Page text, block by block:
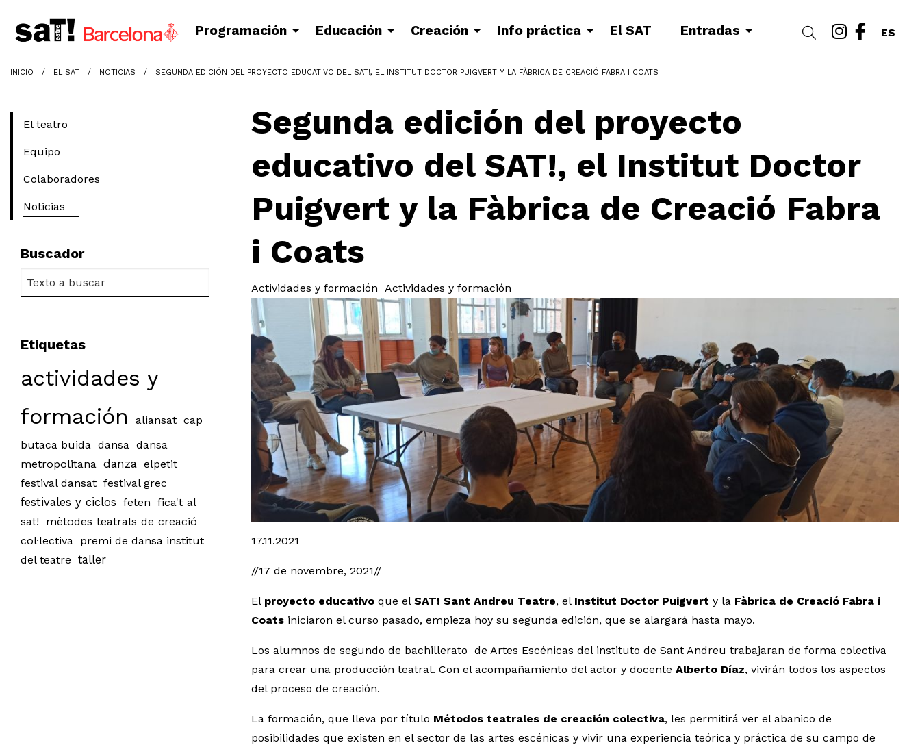
ES
Link a
Link
Buscar
Programación Educación Creación Info práctica El SAT Entradas
INICIO EL SAT NOTICIAS SEGUNDA EDICIÓN DEL PROYECTO EDUCATIVO DEL SAT!, EL INSTITUT DOCTOR PUIGVERT Y LA FÀBRICA DE CREACIÓ FABRA I COATS
Segunda edición del proyecto
educativo del SAT!, el Institut Doctor
Puigvert y la Fàbrica de Creació Fabra
i Coats
Actividades y formación Actividades y formación
17.11.2021
//17 de novembre, 2021//
El proyecto educativo que el SAT! Sant Andreu Teatre, el Institut Doctor Puigvert y la Fàbrica de Creació Fabra i
Coats iniciaron el curso pasado, empieza hoy su segunda edición, que se alargará hasta mayo.
Los alumnos de segundo de bachillerato de Artes Escénicas del instituto de Sant Andreu trabajaran de forma colectiva
para crear una producción teatral. Con el acompañamiento del actor y docente Alberto Díaz, vivirán todos los aspectos
del proceso de creación.
La formación, que lleva por título Métodos teatrales de creación colectiva, les permitirá ver el abanico de
posibilidades que existen en el sector de las artes escénicas y vivir una experiencia teórica y práctica de su campo de
El teatro
Equipo
Colaboradores
Noticias
Buscador
Etiquetas
actividades y
formación
aliansat cap
butaca buida dansa dansa
metropolitana danza elpetit
festival dansat festival grec
festivales y ciclos feten fica't al
sat!
mètodes teatrals de creació
col·lectiva premi de dansa institut
del teatre taller